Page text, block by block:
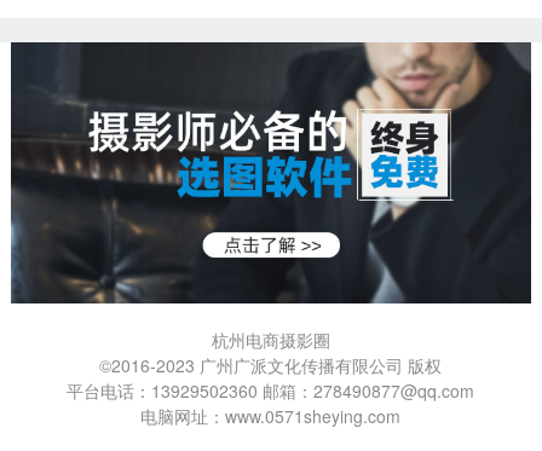
杭州电商摄影圈
©2016-2023 广州广派文化传播有限公司 版权
平台电话：13929502360 邮箱：278490877@qq.com
电脑网址：www.0571sheying.com